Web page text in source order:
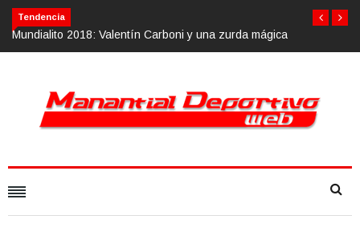
Tendencia
Calvario Race 2018, 10 de noviembre